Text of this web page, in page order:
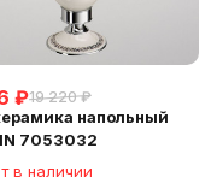
₽19 220 ₽
напольный
7053032
в наличии